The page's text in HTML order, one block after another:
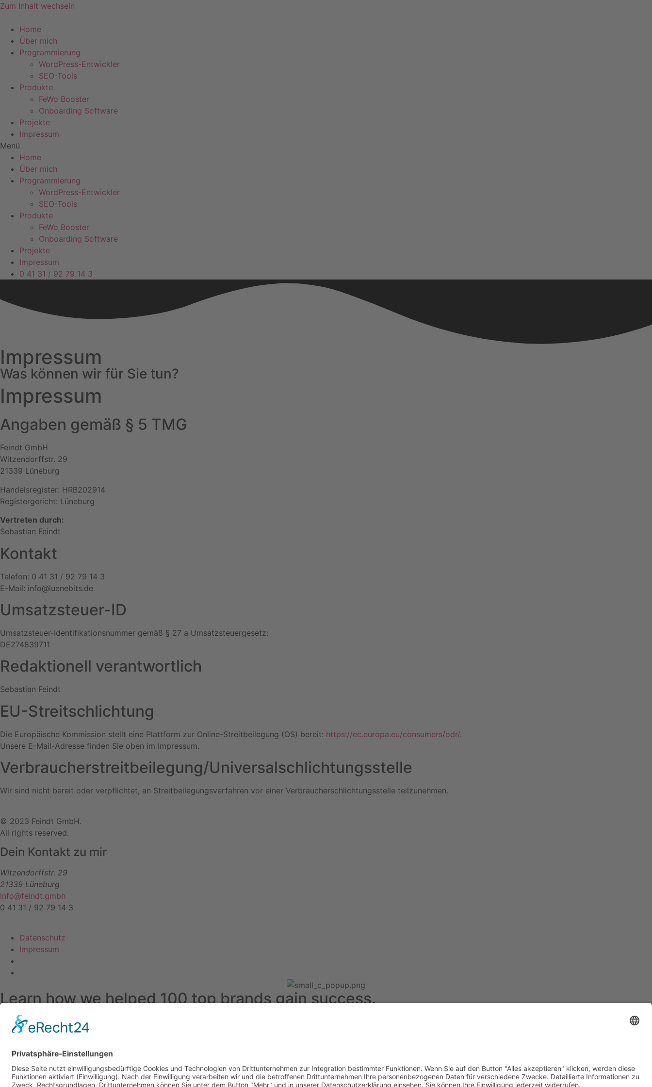
Zum Inhalt wechseln
Home
Über mich
Programmierung
WordPress-Entwickler
SEO-Tools
Produkte
FeWo Booster
Onboarding Software
Projekte
Impressum
Menü
Home
Über mich
Programmierung
WordPress-Entwickler
SEO-Tools
Produkte
FeWo Booster
Onboarding Software
Projekte
Impressum
0 41 31 / 92 79 14 3
Impressum
Was können wir für Sie tun?
Impressum
Angaben gemäß § 5 TMG
Feindt GmbH
Witzendorffstr. 29
21339 Lüneburg
Handelsregister: HRB202914
Registergericht: Lüneburg
Vertreten durch:
Sebastian Feindt
Kontakt
Telefon: 0 41 31 / 92 79 14 3
E-Mail: info@luenebits.de
Umsatzsteuer-ID
Umsatzsteuer-Identifikationsnummer gemäß § 27 a Umsatzsteuergesetz:
DE274839711
Redaktionell verantwortlich
Sebastian Feindt
EU-Streitschlichtung
Die Europäische Kommission stellt eine Plattform zur Online-Streitbeilegung (OS) bereit: https://ec.europa.eu/consumers/odr/.
Unsere E-Mail-Adresse finden Sie oben im Impressum.
Verbraucher­streit­beilegung/Universal­schlichtungs­stelle
Wir sind nicht bereit oder verpflichtet, an Streitbeilegungsverfahren vor einer Verbraucherschlichtungsstelle teilzunehmen.
© 2023 Feindt GmbH.
All rights reserved.
Dein Kontakt zu mir
Witzendorffstr. 29
21339 Lüneburg
info@feindt.gmbh
0 41 31 / 92 79 14 3
Datenschutz
Impressum
Learn how we helped 100 top brands gain success.
Let's have a chat
Full Name
Phone